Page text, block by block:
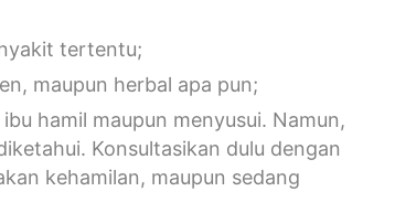
tertentu;
maupun herbal apa pun;
hamil maupun menyusui. Namun,
Konsultasikan dulu dengan
kehamilan, maupun sedang